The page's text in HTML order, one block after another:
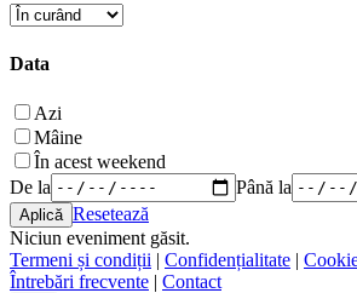
Data
Azi
Mâine
În acest weekend
De la
Până la
Resetează
Niciun eveniment găsit.
Termeni și condiții | Confidențialitate |
Întrebări frecvente | Contact